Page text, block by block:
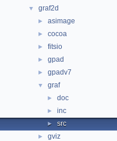
▼ graf2d
► asimage
► cocoa
► fitsio
► gpad
► gpadv7
▼ graf
► doc
► inc
► src
► gviz